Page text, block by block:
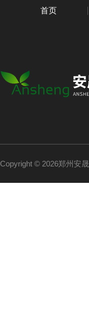
首页
Copyright © 2026郑州安